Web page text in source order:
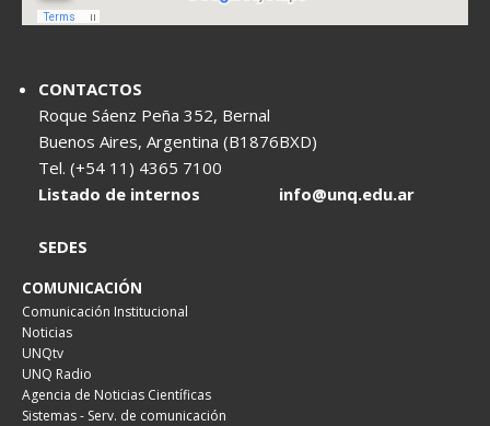
CONTACTOS
Roque Sáenz Peña 352, Bernal
Buenos Aires, Argentina (B1876BXD)
Tel. (+54 11) 4365 7100
Listado de internos
info@unq.edu.ar
SEDES
COMUNICACIÓN
Comunicación Institucional
Noticias
UNQtv
UNQ Radio
Agencia de Noticias Científicas
Sistemas - Serv. de comunicación